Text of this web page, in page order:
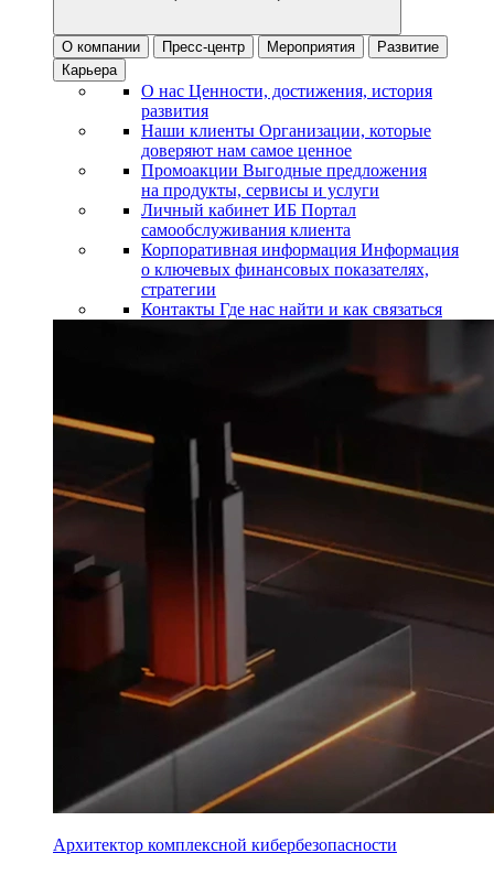
О компании Пресс-центр Мероприятия
Развитие
Карьера
О нас Ценности, достижения, история
развития
Наши клиенты Организации, которые
доверяют нам самое ценное
Промоакции Выгодные предложения
на продукты, сервисы и услуги
Личный кабинет ИБ Портал
самообслуживания клиента
Корпоративная информация Информация
о ключевых финансовых показателях,
стратегии
Контакты Где нас найти и как связаться
Архитектор комплексной кибербезопасности